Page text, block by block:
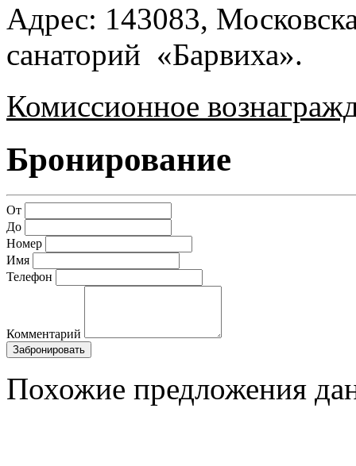
Адрес: 143083,
санаторий «Барвиха».
Комиссионное
Бронирование
От
До
Номер
Имя
Телефон
Комментарий
Забронировать
Похожие предложения